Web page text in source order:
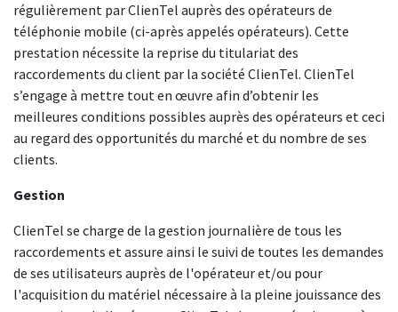
régulièrement par ClienTel auprès des opérateurs de
téléphonie mobile (ci-après appelés opérateurs). Cette
prestation nécessite la reprise du titulariat des
raccordements du client par la société ClienTel. ClienTel
s’engage à mettre tout en œuvre afin d’obtenir les
meilleures conditions possibles auprès des opérateurs et ceci
au regard des opportunités du marché et du nombre de ses
clients.
Gestion
ClienTel se charge de la gestion journalière de tous les
raccordements et assure ainsi le suivi de toutes les demandes
de ses utilisateurs auprès de l'opérateur et/ou pour
l'acquisition du matériel nécessaire à la pleine jouissance des